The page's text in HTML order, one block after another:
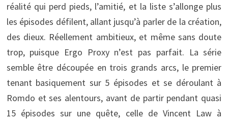
réalité qui perd pieds, l’amitié, et la liste s’allonge plus
les épisodes défilent, allant jusqu’à parler de la création,
des dieux. Réellement ambitieux, et même sans doute
trop, puisque Ergo Proxy n’est pas parfait. La série
semble être découpée en trois grands arcs, le premier
tenant basiquement sur 5 épisodes et se déroulant à
Romdo et ses alentours, avant de partir pendant quasi
15 épisodes sur une quête, celle de Vincent Law à